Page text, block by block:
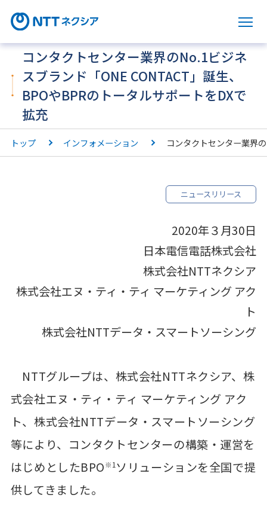
サ
コンタクトセンター業界のNo.1ビジネ
スブランド「ONE CONTACT」誕生、
BPOやBPRのトータルサポートをDXで
拡充
トップ インフォメーション コンタクトセンター業界
ニュースリリース
2020年３月30日
日本電信電話株式会社
株式会社NTTネクシア
株式会社エヌ・ティ・ティ マーケティング アク
ト
株式会社NTTデータ・スマートソーシング
NTTグループは、株式会社NTTネクシア、株
式会社エヌ・ティ・ティ マーケティング アク
ト、株式会社NTTデータ・スマートソーシング
等により、コンタクトセンターの構築・運営を
はじめとしたBPO※1 ソリューションを全国で提
供してきました。